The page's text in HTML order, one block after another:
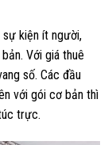
sự kiện ít người,
Với giá thuê
số. Các đầu
với gói cơ bản thì
trực.